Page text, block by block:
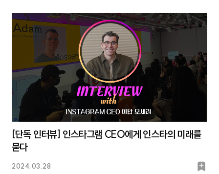
크
[단독 인터뷰] 인스타그램 CEO에게 인스타의 미래를
묻다
2024.03.28
북